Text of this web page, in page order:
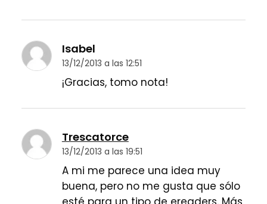
Isabel
13/12/2013 a las 12:51
¡Gracias, tomo nota!
Trescatorce
13/12/2013 a las 19:51
A mi me parece una idea muy
buena, pero no me gusta que sólo